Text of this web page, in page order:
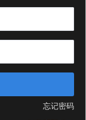
忘记密码